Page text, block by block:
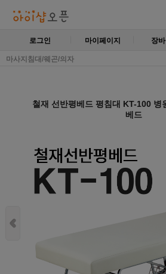
로그인 마이페이지 장
마사지침대/웨곤/의자
철재 선반평베드 평침대 KT-100 병
베드